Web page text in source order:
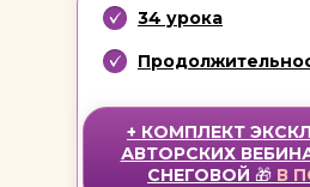
+ КОМПЛЕКТ
АВТОРСКИХ
СНЕГОВОЙ 🎁 В
34 урока